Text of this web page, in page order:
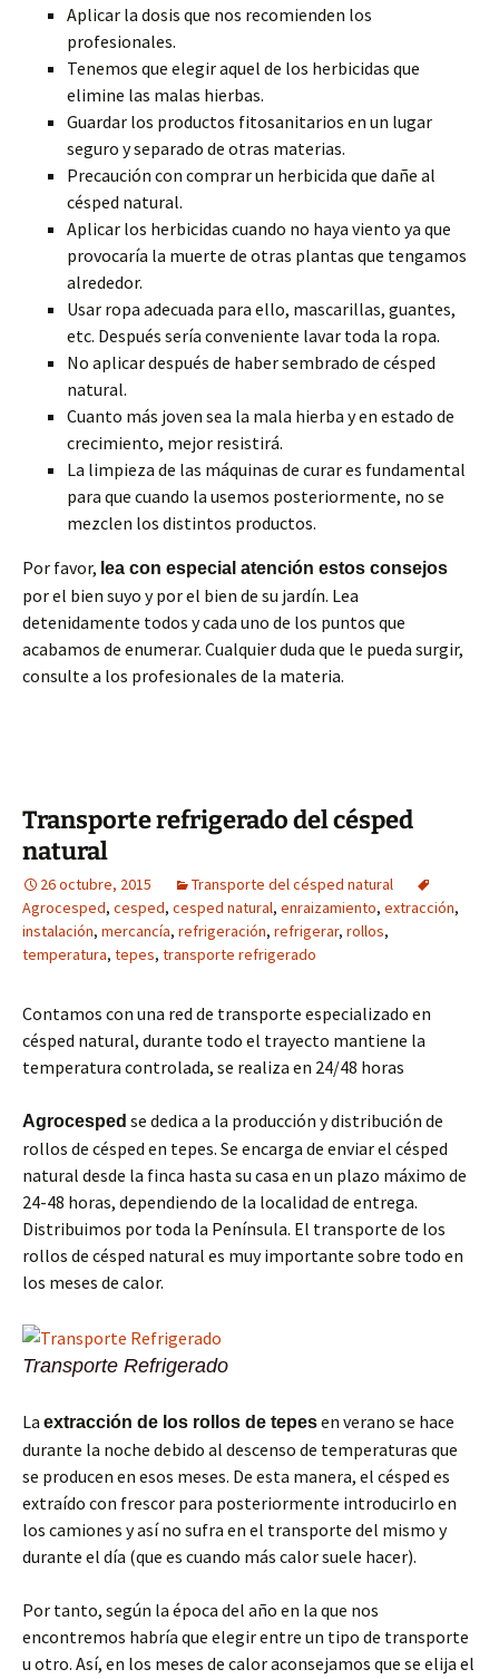
Aplicar la dosis que nos recomienden los
profesionales.
Tenemos que elegir aquel de los herbicidas que
elimine las malas hierbas.
Guardar los productos fitosanitarios en un lugar
seguro y separado de otras materias.
Precaución con comprar un herbicida que dañe al
césped natural.
Aplicar los herbicidas cuando no haya viento ya que
provocaría la muerte de otras plantas que tengamos
alrededor.
Usar ropa adecuada para ello, mascarillas, guantes,
etc. Después sería conveniente lavar toda la ropa.
No aplicar después de haber sembrado de césped
natural.
Cuanto más joven sea la mala hierba y en estado de
crecimiento, mejor resistirá.
La limpieza de las máquinas de curar es fundamental
para que cuando la usemos posteriormente, no se
mezclen los distintos productos.
Por favor, lea con especial atención estos consejos
por el bien suyo y por el bien de su jardín. Lea
detenidamente todos y cada uno de los puntos que
acabamos de enumerar. Cualquier duda que le pueda surgir,
consulte a los profesionales de la materia.
Transporte refrigerado del césped
natural
26 octubre, 2015
Transporte del césped natural
Agrocesped, cesped, cesped natural, enraizamiento, extracción,
instalación, mercancía, refrigeración, refrigerar, rollos,
temperatura, tepes, transporte refrigerado
Contamos con una red de transporte especializado en
césped natural, durante todo el trayecto mantiene la
temperatura controlada, se realiza en 24/48 horas
Agrocesped se dedica a la producción y distribución de
rollos de césped en tepes. Se encarga de enviar el césped
natural desde la finca hasta su casa en un plazo máximo de
24-48 horas, dependiendo de la localidad de entrega.
Distribuimos por toda la Península. El transporte de los
rollos de césped natural es muy importante sobre todo en
los meses de calor.
Transporte Refrigerado
La extracción de los rollos de tepesen verano se hace
durante la noche debido al descenso de temperaturas que
se producen en esos meses. De esta manera, el césped es
extraído con frescor para posteriormente introducirlo en
los camiones y así no sufra en el transporte del mismo y
durante el día (que es cuando más calor suele hacer).
Por tanto, según la época del año en la que nos
encontremos habría que elegir entre un tipo de transporte
u otro. Así, en los meses de calor aconsejamos que se elija el